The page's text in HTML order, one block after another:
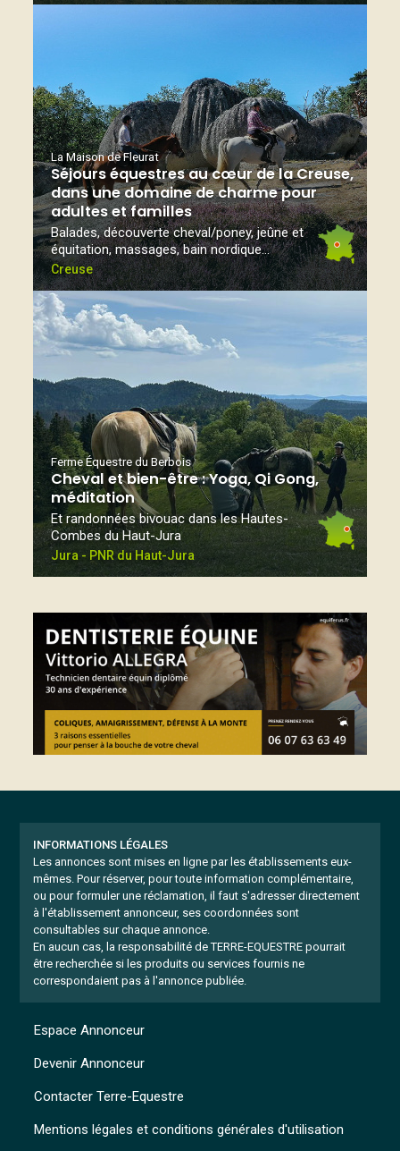
La Maison de Fleurat
Séjours équestres au cœur de la Creuse,
dans une domaine de charme pour
adultes et familles
Balades, découverte cheval/poney, jeûne et
équitation, massages, bain nordique...
Creuse
Ferme Équestre du Berbois
Cheval et bien-être : Yoga, Qi Gong,
méditation
Et randonnées bivouac dans les Hautes-
Combes du Haut-Jura
Jura - PNR du Haut-Jura
INFORMATIONS LÉGALES
Les annonces sont mises en ligne par les établissements eux-
mêmes. Pour réserver, pour toute information complémentaire,
ou pour formuler une réclamation, il faut s'adresser directement
à l'établissement annonceur, ses coordonnées sont
consultables sur chaque annonce.
En aucun cas, la responsabilité de TERRE-EQUESTRE pourrait
être recherchée si les produits ou services fournis ne
correspondaient pas à l'annonce publiée.
Mentions légales et conditions générales d'utilisation
Espace Annonceur
Devenir Annonceur
Contacter Terre-Equestre